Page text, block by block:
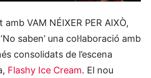
amb VAM NÉIXER PER AIXÒ,
saben’ una col·laboració amb
consolidats de l’escena
Flashy Ice Cream. El nou